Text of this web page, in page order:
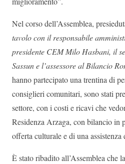
Nel corso dell’Assemblea,
tavolo con il responsabile
presidente CEM Milo Hasbani, il
Sassun e l’assessore al Bilancio
hanno partecipato una trentina di
consiglieri comunitari, sono stati
settore, con i costi e ricavi che
Residenza Arzaga, con bilancio in
offerta culturale e di una assistenza
È stato ribadito all’Assemblea che